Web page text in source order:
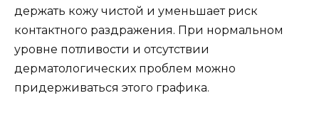
держать кожу чистой и уменьшает риск
контактного раздражения. При нормальном
уровне потливости и отсутствии
дерматологических проблем можно
придерживаться этого графика.